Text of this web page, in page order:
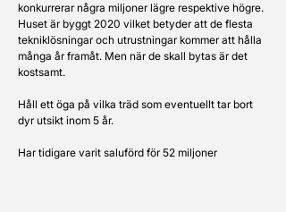
konkurrerar några miljoner lägre respektive högre.
Huset är byggt 2020 vilket betyder att de flesta
tekniklösningar och utrustningar kommer att hålla
många år framåt. Men när de skall bytas är det
kostsamt.
Håll ett öga på vilka träd som eventuellt tar bort
dyr utsikt inom 5 år.
Har tidigare varit saluförd för 52 miljoner